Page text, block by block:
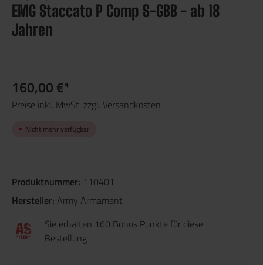
EMG Staccato P Comp S-GBB - ab 18
Jahren
160,00 €*
Preise inkl. MwSt. zzgl. Versandkosten
Nicht mehr verfügbar
Produktnummer: 110401
Hersteller: Army Armament
Sie erhalten 160 Bonus Punkte für diese
Bestellung